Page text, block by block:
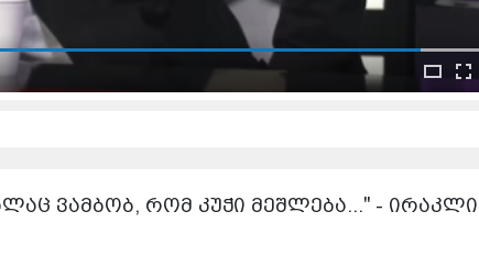
ვამბობ, რომ კუჭი მეშლება..." - ირაკლი